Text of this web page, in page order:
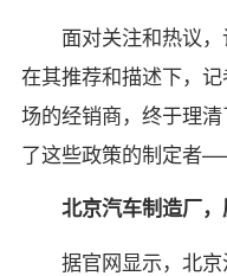
面对关注和热议，
在其推荐和描述下，
场的经销商，终于理
了这些政策的制定者
北京汽车制造厂
据官网显示，北